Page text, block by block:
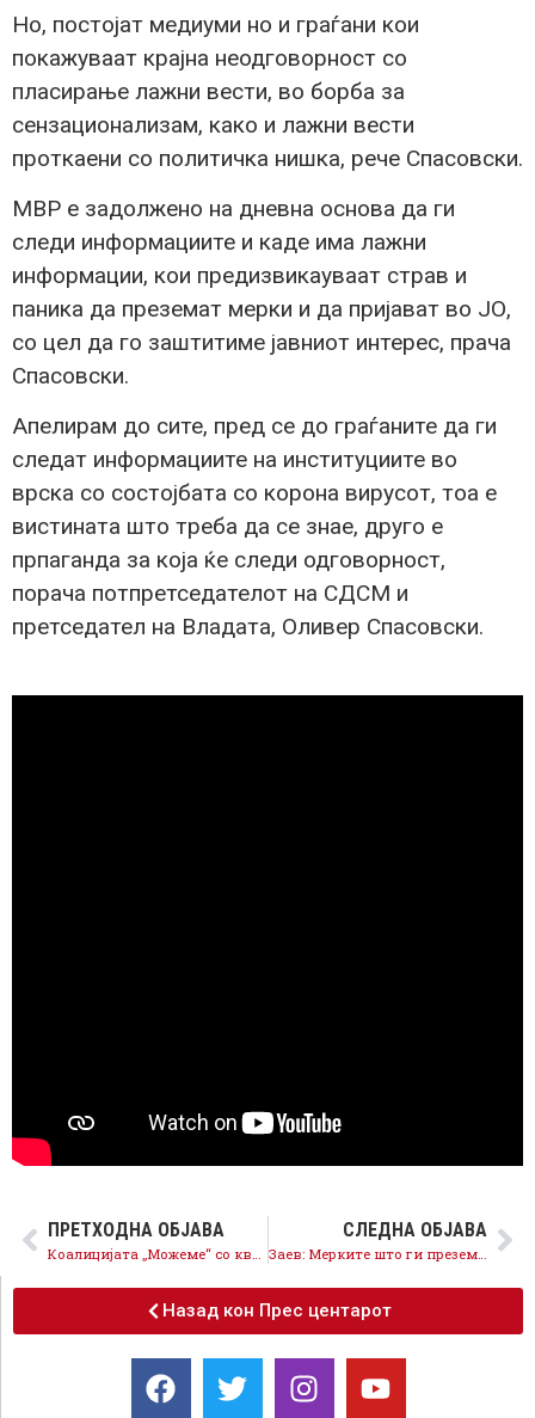
Но, постојат медиуми но и граѓани кои
покажуваат крајна неодговорност со
пласирање лажни вести, во борба за
сензационализам, како и лажни вести
проткаени со политичка нишка, рече Спасовски.
МВР е задолжено на дневна основа да ги
следи информациите и каде има лажни
информации, кои предизвикауваат страв и
паника да преземат мерки и да пријават во ЈО,
со цел да го заштитиме јавниот интерес, прача
Спасовски.
Апелирам до сите, пред се до граѓаните да ги
следат информациите на институциите во
врска со состојбата со корона вирусот, тоа е
вистината што треба да се знае, друго е
прпаганда за која ќе следи одговорност,
порача потпретседателот на СДСМ и
претседател на Владата, Оливер Спасовски.
ПРЕТХОДНА ОБЈАВА
Коалицијата „Можеме“ со квалитетни кадри и граѓанска програма носи победа на изборите и европска иднина за државата
СЛЕДНА ОБЈАВА
Заев: Мерките што ги преземаме предничат пред мерките во земјите од соседството, но ја следиме ситуацијата и разгледуваме и други алатки
Назад кон Прес центарот